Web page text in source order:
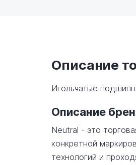
Описание
Игольчатые
Описание
Neutral - это
конкретной
технологий и